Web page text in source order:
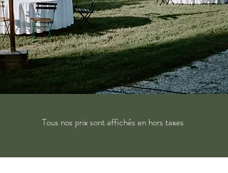
Tous nos prix sont affichés en hors taxes